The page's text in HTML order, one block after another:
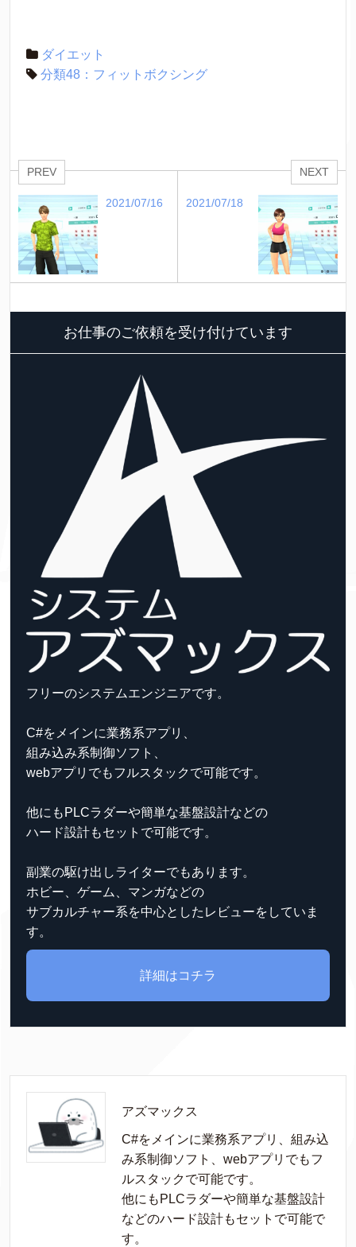
ダイエット
分類48：フィットボクシング
PREV
2021/07/16
NEXT
2021/07/18
お仕事のご依頼を受け付けています
フリーのシステムエンジニアです。
C#をメインに業務系アプリ、
組み込み系制御ソフト、
webアプリでもフルスタックで可能です。
他にもPLCラダーや簡単な基盤設計などの
ハード設計もセットで可能です。
副業の駆け出しライターでもあります。
ホビー、ゲーム、マンガなどの
サブカルチャー系を中心としたレビューをしていま
す。
詳細はコチラ
アズマックス
C#をメインに業務系アプリ、組み込
み系制御ソフト、webアプリでもフ
ルスタックで可能です。
他にもPLCラダーや簡単な基盤設計
などのハード設計もセットで可能で
す。